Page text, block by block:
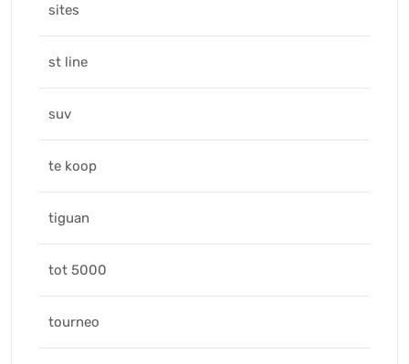
sites
st line
suv
te koop
tiguan
tot 5000
tourneo